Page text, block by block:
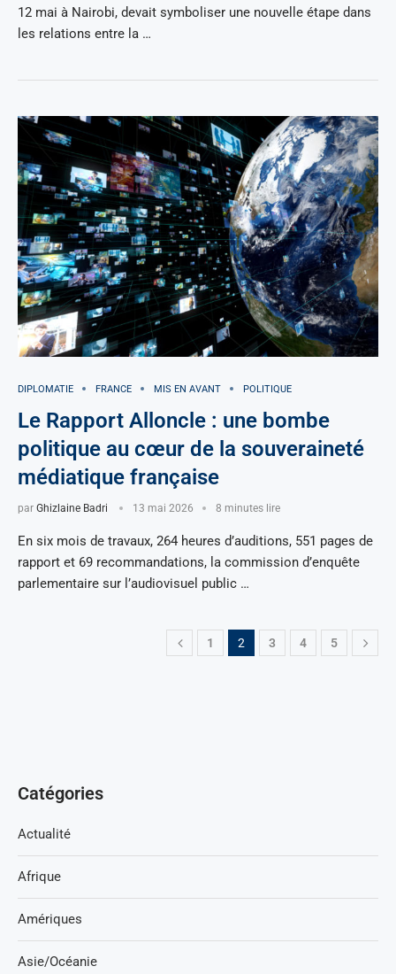
12 mai à Nairobi, devait symboliser une nouvelle étape dans
les relations entre la …
DIPLOMATIE FRANCE MIS EN AVANT POLITIQUE
Le Rapport Alloncle : une bombe
politique au cœur de la souveraineté
médiatique française
par Ghizlaine Badri 13 mai 2026 8 minutes lire
En six mois de travaux, 264 heures d’auditions, 551 pages de
rapport et 69 recommandations, la commission d’enquête
parlementaire sur l’audiovisuel public …
1 2 3 4 5
Catégories
Actualité
Afrique
Amériques
Asie/Océanie